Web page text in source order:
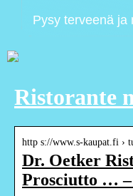
Pysy terveenä ja
Ristorante
http s://www.s-kaupat.fi ›
Dr. Oetker
Prosciutto … –